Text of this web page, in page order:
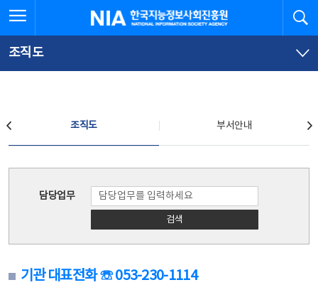
문
로
가
체
뉴
바
가
한국지능정보사회진흥원
조직도
조직도 부서안내
담당업무
검색
기관 대표전화 ☏ 053-230-1114